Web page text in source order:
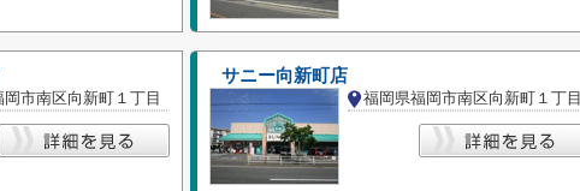
市南区向新町１丁目
サニー向新町店
福岡県福岡市南区向新町１丁目